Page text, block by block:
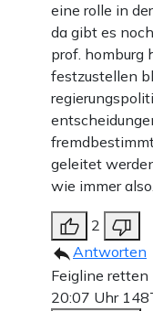
eine rolle in
da gibt es
prof. homburg
festzustellen
geleitet
wie immer also.
2
Antworten
Feigline
20:07 Uhr